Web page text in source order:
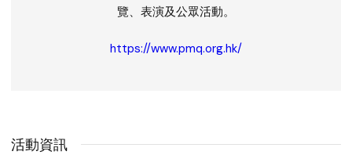
覽、表演及公眾活動。
https://www.pmq.org.hk/
活動資訊